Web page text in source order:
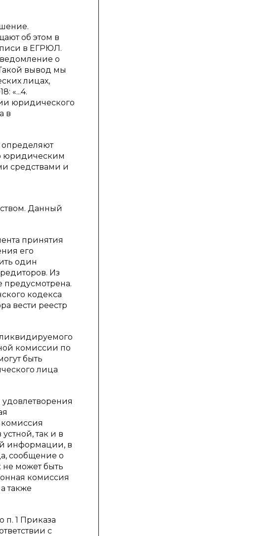
об этом в
в ЕГРЮЛ.
о
вывод мы
лицах,
«...4.
юридического
в
определяют
юридическим
средствами и
Данный
принятия
его
один
Из
предусмотрена.
кодекса
вести реестр
комиссии по
быть
лица
так и в
информации, в
сообщение о
не может быть
комиссия
также
1 Приказа
с